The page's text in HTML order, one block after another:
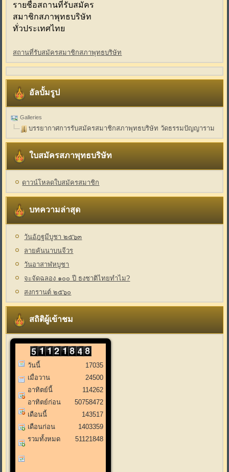
รายชื่อสถานที่รับสมัคร
สมาชิกสภาพุทธบริษัท
ทั่วประเทศไทย
สถานที่รับสมัครสมาชิกสภาพุทธบริษัท
อัลบั้มรูป
Galleries
บรรยากาศการรับสมัครสมาชิกสภาพุทธบริษัท วัดธรรมปัญญาราม
ใบสมัครสภาพุทธบริษัท
ดาวน์โหลดใบสมัครสมาชิก
บทความล่าสุด
วันอัฎฐมีบูชา ๒๕๖๓
ลายคันนาบนจีวร
วันอาสาฬหบูชา
จะจัดฉลอง ๑๐๐ ปี ธงชาติไทยทำไม?
สงกรานต์ ๒๕๖๐
สถิติผู้เข้าชม
วันนี้
เมื่อวาน
อาทิตย์นี้
อาทิตย์ก่อน
เดือนนี้
เดือนก่อน
รวมทั้งหมด
17035
24500
114262
50758472
143517
1403359
51121848